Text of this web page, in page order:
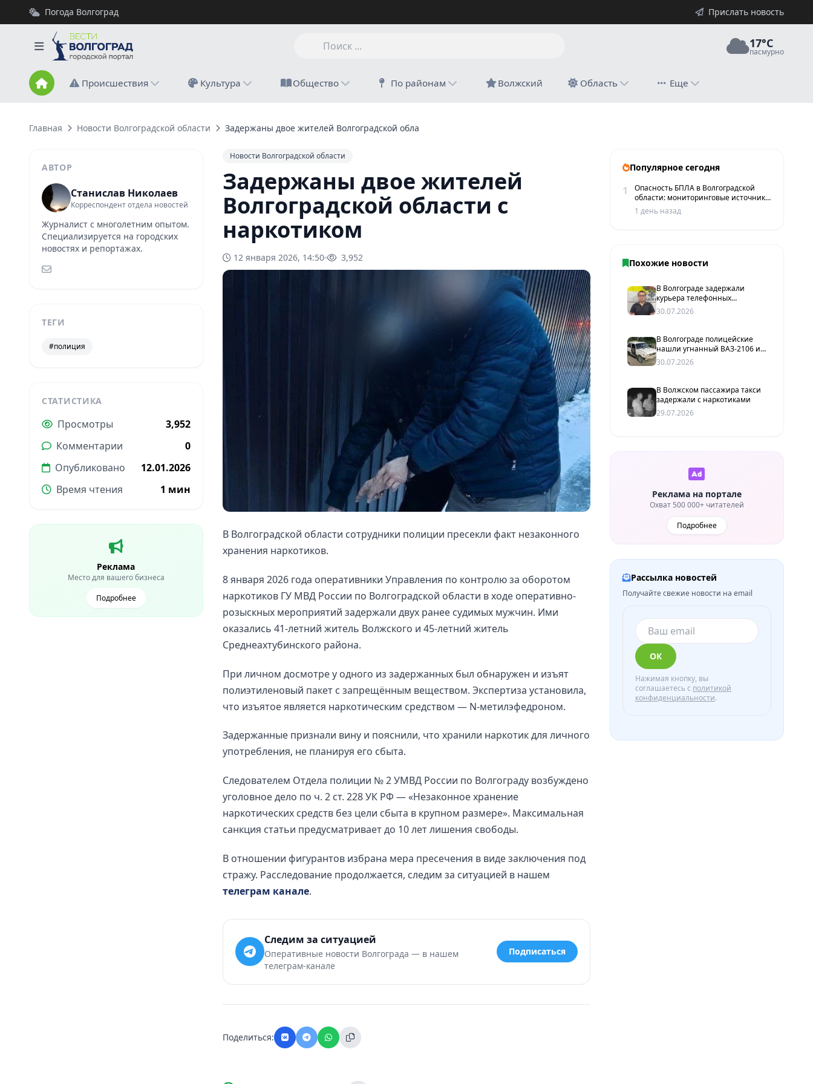
Погода Волгоград Прислать новость
17°C
пасмурно
Происшествия Культура Общество По районам Волжский Область Еще
Главная Новости Волгоградской области Задержаны двое жителей Волгоградской области с наркотиком
АВТОР
Станислав Николаев
Корреспондент отдела новостей
Журналист с многолетним опытом.
Специализируется на городских
новостях и репортажах.
ТЕГИ
#полиция
СТАТИСТИКА
Просмотры
3,952
Комментарии
0
Опубликовано
12.01.2026
Время чтения
1 мин
Реклама
Место для вашего бизнеса
Подробнее
Новости Волгоградской области
Задержаны двое жителей
Волгоградской области с
наркотиком
12 января 2026, 14:50 3,952
В Волгоградской области сотрудники полиции пресекли факт незаконного
хранения наркотиков.
8 января 2026 года оперативники Управления по контролю за оборотом
наркотиков ГУ МВД России по Волгоградской области в ходе оперативно-
розыскных мероприятий задержали двух ранее судимых мужчин. Ими
оказались 41-летний житель Волжского и 45-летний житель
Среднеахтубинского района.
При личном досмотре у одного из задержанных был обнаружен и изъят
полиэтиленовый пакет с запрещённым веществом. Экспертиза установила,
что изъятое является наркотическим средством — N-метилэфедроном.
Задержанные признали вину и пояснили, что хранили наркотик для личного
употребления, не планируя его сбыта.
Следователем Отдела полиции № 2 УМВД России по Волгограду возбуждено
уголовное дело по ч. 2 ст. 228 УК РФ — «Незаконное хранение
наркотических средств без цели сбыта в крупном размере». Максимальная
санкция статьи предусматривает до 10 лет лишения свободы.
В отношении фигурантов избрана мера пресечения в виде заключения под
стражу. Расследование продолжается, следим за ситуацией в нашем
телеграм канале.
Следим за ситуацией
Оперативные новости Волгограда — в нашем
телеграм-канале
Подписаться
Поделиться:
Популярное сегодня
1
Опасность БПЛА в Волгоградской
области: мониторинговые источники
сообщают о пролетах беспилотников
1 день назад
Похожие новости
В Волгограде задержали
курьера телефонных
мошенников, похитившего у
пенсионерки более 2 млн
30.07.2026
В Волгограде полицейские
нашли угнанный ВАЗ-2106 и
задержали подозреваемого
30.07.2026
В Волжском пассажира такси
задержали с наркотиками
29.07.2026
Реклама на портале
Охват 500 000+ читателей
Подробнее
Рассылка новостей
Получайте свежие новости на email
ОК
Нажимая кнопку, вы
соглашаетесь с политикой
конфиденциальности.